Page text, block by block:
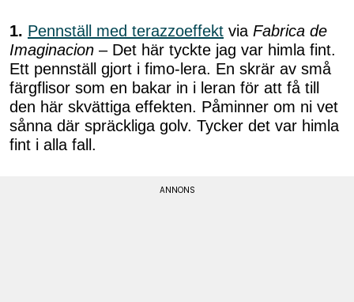
1. Pennställ med terazzoeffekt via Fabrica de
Imaginacion – Det här tyckte jag var himla fint.
Ett pennställ gjort i fimo-lera. En skrär av små
färgflisor som en bakar in i leran för att få till
den här skvättiga effekten. Påminner om ni vet
sånna där spräckliga golv. Tycker det var himla
fint i alla fall.